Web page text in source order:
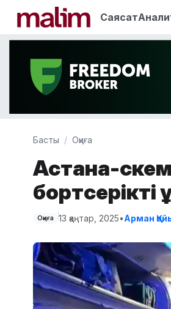
Саясат
Басты Оқиға
Астана-
бортсерікті
Оқиға 13 қаңтар, 2025•Арман